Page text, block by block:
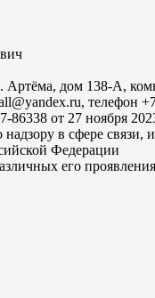
Артёма, дом 138-А,
телефон
от 27 ноября
в сфере
Федерации
его